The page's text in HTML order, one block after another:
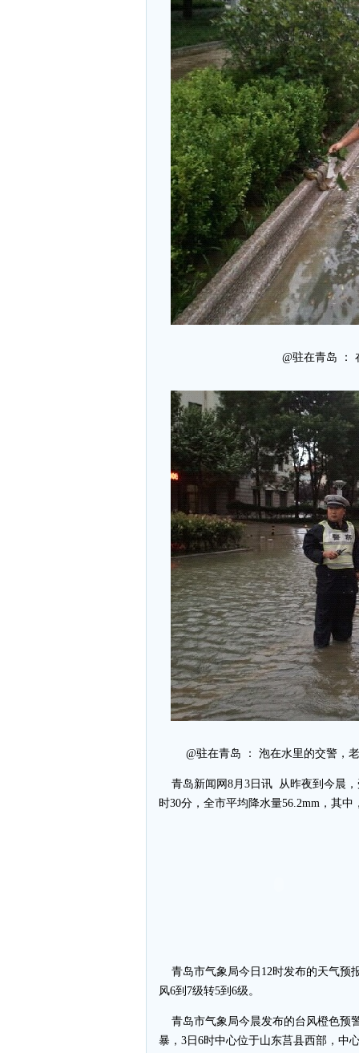
@驻在青岛 ：
@驻在青岛 ： 泡在水里的交警，
青岛新闻网8月3日讯 从昨夜到今晨，
时30分，全市平均降水量56.2mm，其
青岛市气象局今日12时发布的天气预
风6到7级转5到6级。
青岛市气象局今晨发布的台风橙色预
暴，3日6时中心位于山东莒县西部，中